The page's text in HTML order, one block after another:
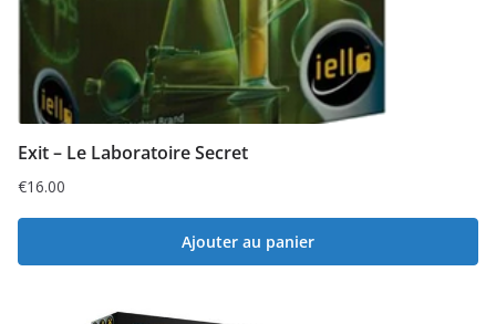
Exit – Le Laboratoire Secret
€16.00
Ajouter au panier